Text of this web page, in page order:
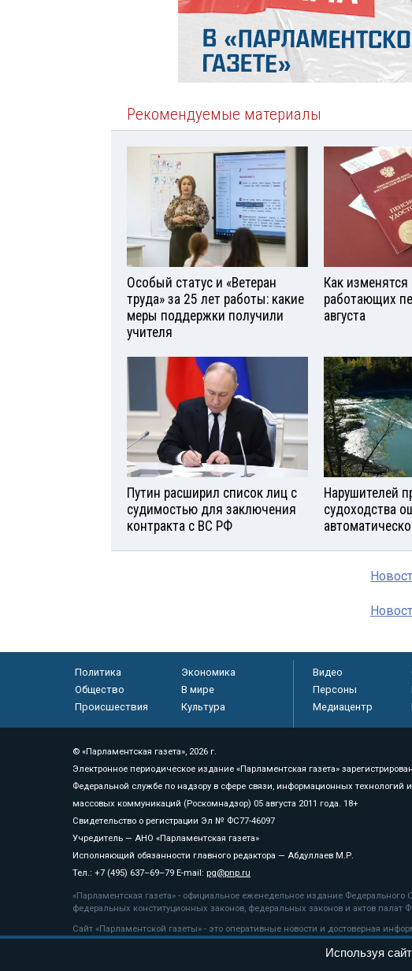
Рекомендуемые материалы
Особый статус и «Ветеран
труда» за 25 лет работы: какие
меры поддержки получили
учителя
Как изменятся
работающих
августа
Путин расширил список лиц с
судимостью для заключения
контракта с ВС РФ
Нарушителей
судоходства
Политика
Экономика
Общество
В мире
Происшествия
Культура
Видео
Персоны
Медиацентр
© «Парламентская газета», 2026 г.
Электронное периодическое издание «Парламентская газета»
Федеральной службе по надзору в сфере связи, информационных технологий и
массовых коммуникаций (Роскомнадзор) 05 августа 2011 года. 18+
Свидетельство о регистрации Эл № ФС77-46097
Учредитель — АНО «Парламентская газета»
Исполняющий обязанности главного редактора — Абдуллаев М.Р.
Тел.: +7 (495) 637–69–79 E-mail: pg@pnp.ru
«Парламентская газета» - официальное еженедельное издание
федеральных конституционных законов, федеральных законов и актов палат
Сайт «Парламентской газеты» - это оперативные новости и достоверная
«Парламентской газеты» активная ссылка на pnp.ru обязательна.
рекомендательные технологии
Используя